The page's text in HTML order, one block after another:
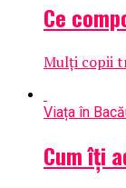
Ce
Mulți copii
Viața în
Cum îți